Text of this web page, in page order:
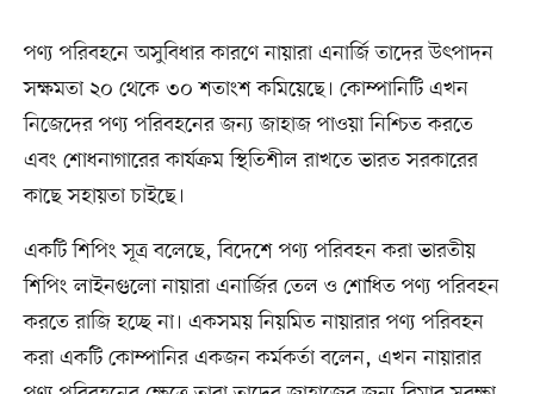
পণ্য পরিবহনে অসুবিধার কারণে নায়ারা এনার্জি তাদের উৎপাদন
সক্ষমতা ২০ থেকে ৩০ শতাংশ কমিয়েছে। কোম্পানিটি এখন
নিজেদের পণ্য পরিবহনের জন্য জাহাজ পাওয়া নিশ্চিত করতে
এবং শোধনাগারের কার্যক্রম স্থিতিশীল রাখতে ভারত সরকারের
কাছে সহায়তা চাইছে।
একটি শিপিং সূত্র বলেছে, বিদেশে পণ্য পরিবহন করা ভারতীয়
শিপিং লাইনগুলো নায়ারা এনার্জির তেল ও শোধিত পণ্য পরিবহন
করতে রাজি হচ্ছে না। একসময় নিয়মিত নায়ারার পণ্য পরিবহন
করা একটি কোম্পানির একজন কর্মকর্তা বলেন, এখন নায়ারার